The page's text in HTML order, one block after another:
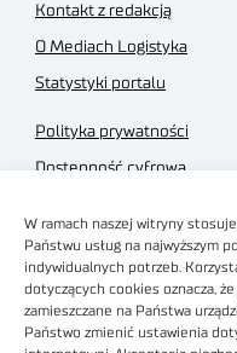
W ramach naszej witryny
Państwu usług na najwyższym
indywidualnych potrzeb.
dotyczących cookies oznacza,
zamieszczane na Państwa
Państwo zmienić ustawienia
Kontakt z redakcją
O Mediach Logistyka
Statystyki portalu
Polityka prywatności
Dostępność cyfrowa
Regulamin sklepu